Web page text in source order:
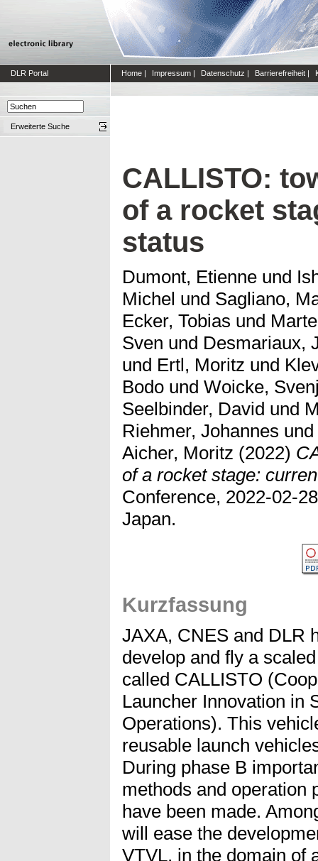
DLR Portal Home | Impressum | Datenschutz | Barrierefreiheit |
Erweiterte Suche
CALLISTO:
of a rocket
status
Dumont, Etienne und
Michel und Sagliano,
Ecker, Tobias und
Sven und Desmariaux,
und Ertl, Moritz und
Bodo und Woicke,
Seelbinder, David und
Riehmer, Johannes und
Aicher, Moritz (2022)
of a rocket stage:
Conference, 2022-02-
Japan.
Kurzfassung
JAXA, CNES and DLR
develop and fly a
called CALLISTO
Launcher Innovation in
Operations). This
reusable launch
During phase B
methods and operation
have been made.
will ease the
VTVL, in the domain of